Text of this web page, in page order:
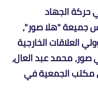
حركة الجهاد
جميعة "هلا صور"،
العلاقات الخارجية
محمد عبد العال،
مكتب الجمعية في